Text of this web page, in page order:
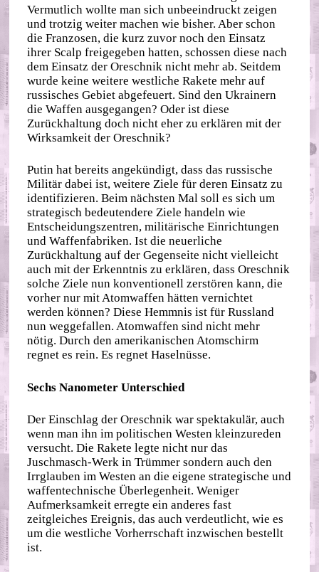
Vermutlich wollte man sich unbeeindruckt zeigen
und trotzig weiter machen wie bisher. Aber schon
die Franzosen, die kurz zuvor noch den Einsatz
ihrer Scalp freigegeben hatten, schossen diese nach
dem Einsatz der Oreschnik nicht mehr ab. Seitdem
wurde keine weitere westliche Rakete mehr auf
russisches Gebiet abgefeuert. Sind den Ukrainern
die Waffen ausgegangen? Oder ist diese
Zurückhaltung doch nicht eher zu erklären mit der
Wirksamkeit der Oreschnik?
Putin hat bereits angekündigt, dass das russische
Militär dabei ist, weitere Ziele für deren Einsatz zu
identifizieren. Beim nächsten Mal soll es sich um
strategisch bedeutendere Ziele handeln wie
Entscheidungszentren, militärische Einrichtungen
und Waffenfabriken. Ist die neuerliche
Zurückhaltung auf der Gegenseite nicht vielleicht
auch mit der Erkenntnis zu erklären, dass Oreschnik
solche Ziele nun konventionell zerstören kann, die
vorher nur mit Atomwaffen hätten vernichtet
werden können? Diese Hemmnis ist für Russland
nun weggefallen. Atomwaffen sind nicht mehr
nötig. Durch den amerikanischen Atomschirm
regnet es rein. Es regnet Haselnüsse.
Sechs Nanometer Unterschied
Der Einschlag der Oreschnik war spektakulär, auch
wenn man ihn im politischen Westen kleinzureden
versucht. Die Rakete legte nicht nur das
Juschmasch-Werk in Trümmer sondern auch den
Irrglauben im Westen an die eigene strategische und
waffentechnische Überlegenheit. Weniger
Aufmerksamkeit erregte ein anderes fast
zeitgleiches Ereignis, das auch verdeutlicht, wie es
um die westliche Vorherrschaft inzwischen bestellt
ist.